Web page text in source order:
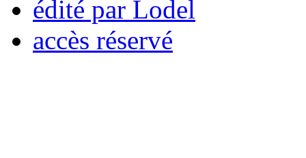
édité par Lodel
accès réservé